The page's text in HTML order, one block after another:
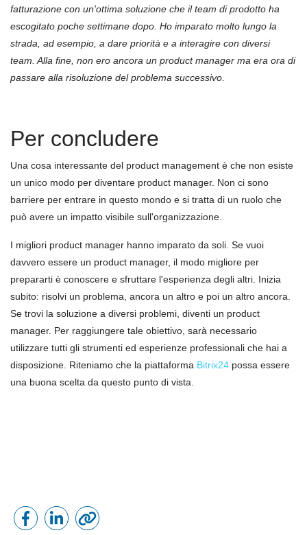
fatturazione con un'ottima soluzione che il team di prodotto ha
escogitato poche settimane dopo. Ho imparato molto lungo la
strada, ad esempio, a dare priorità e a interagire con diversi
team. Alla fine, non ero ancora un product manager ma era ora di
passare alla risoluzione del problema successivo.
Per concludere
Una cosa interessante del product management è che non esiste
un unico modo per diventare product manager. Non ci sono
barriere per entrare in questo mondo e si tratta di un ruolo che
può avere un impatto visibile sull'organizzazione.
I migliori product manager hanno imparato da soli. Se vuoi
davvero essere un product manager, il modo migliore per
prepararti è conoscere e sfruttare l'esperienza degli altri. Inizia
subito: risolvi un problema, ancora un altro e poi un altro ancora.
Se trovi la soluzione a diversi problemi, diventi un product
manager. Per raggiungere tale obiettivo, sarà necessario
utilizzare tutti gli strumenti ed esperienze professionali che hai a
disposizione. Riteniamo che la piattaforma Bitrix24 possa essere
una buona scelta da questo punto di vista.